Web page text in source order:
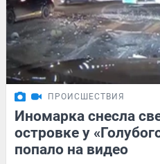
ПРОИСШЕСТВИЯ
Иномарка снесла
островке у
попало на видео